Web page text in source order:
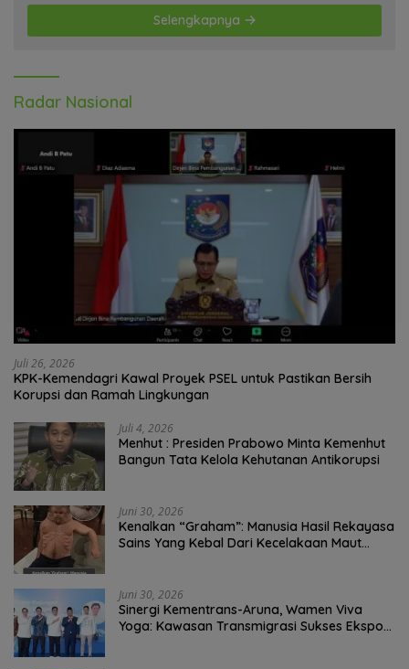
Selengkapnya
Radar Nasional
Juli 26, 2026
KPK-Kemendagri Kawal Proyek PSEL untuk Pastikan Bersih
Korupsi dan Ramah Lingkungan
Juli 4, 2026
Menhut : Presiden Prabowo Minta Kemenhut
Bangun Tata Kelola Kehutanan Antikorupsi
Juni 30, 2026
Kenalkan “Graham”: Manusia Hasil Rekayasa
Sains Yang Kebal Dari Kecelakaan Maut
Juni 30, 2026
Sinergi Kementrans-Aruna, Wamen Viva
Yoga: Kawasan Transmigrasi Sukses Ekspor